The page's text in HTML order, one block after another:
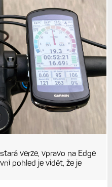
verze, vpravo na Edge
pohled je vidět, že je